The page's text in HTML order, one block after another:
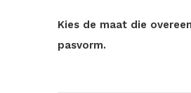
Kies de maat die
pasvorm.